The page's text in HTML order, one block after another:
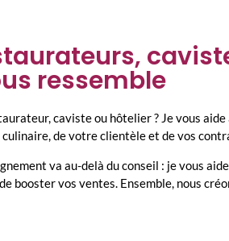
ressemble
caviste ou hôtelier ? Je vous aide
de votre clientèle et de vos
va au-delà du conseil : je vous
booster vos ventes. Ensemble, nous